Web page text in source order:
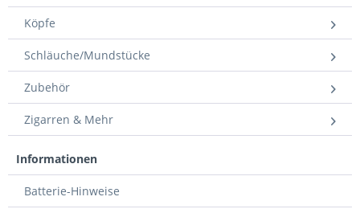
Köpfe
Schläuche/Mundstücke
Zubehör
Zigarren & Mehr
Informationen
Batterie-Hinweise